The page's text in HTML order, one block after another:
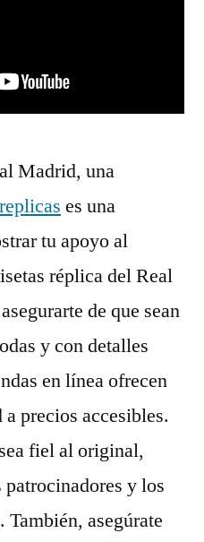
Madrid, una
es una
tu apoyo al
réplica del Real
de que sean
y con detalles
en línea ofrecen
precios accesibles.
fiel al original,
y los
También, asegúrate